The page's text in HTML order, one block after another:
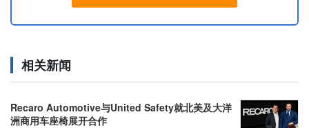
相关新闻
Recaro Automotive与United Safety就北美及大洋
洲商用车座椅展开合作